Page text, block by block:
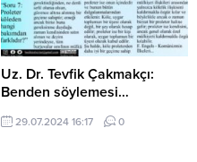
Gaziosmanpaşa’da seçim kurulu,
‘Aradaki fark ve gerekçesi
yazılmamış geçersiz oyların
arasındaki fark 10 kat neredeyse.
Ben oyların yeniden sayılmasına
Uz. Dr. Tevfik Çakmakçı:
Benden söylemesi…
29.07.2024 16:17 0